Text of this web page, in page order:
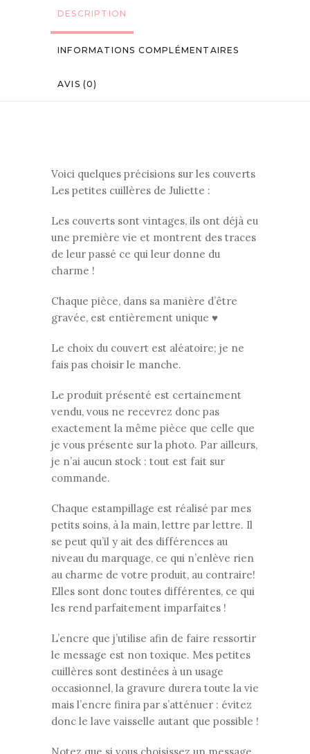
DESCRIPTION
INFORMATIONS COMPLÉMENTAIRES
AVIS (0)
Voici quelques précisions sur les couverts
Les petites cuillères de Juliette :
Les couverts sont vintages, ils ont déjà eu
une première vie et montrent des traces
de leur passé ce qui leur donne du
charme !
Chaque pièce, dans sa manière d’être
gravée, est entièrement unique ♥
Le choix du couvert est aléatoire; je ne
fais pas choisir le manche.
Le produit présenté est certainement
vendu, vous ne recevrez donc pas
exactement la même pièce que celle que
je vous présente sur la photo. Par ailleurs,
je n’ai aucun stock : tout est fait sur
commande.
Chaque estampillage est réalisé par mes
petits soins, à la main, lettre par lettre. Il
se peut qu’il y ait des différences au
niveau du marquage, ce qui n’enlève rien
au charme de votre produit, au contraire!
Elles sont donc toutes différentes, ce qui
les rend parfaitement imparfaites !
L’encre que j’utilise afin de faire ressortir
le message est non toxique. Mes petites
cuillères sont destinées à un usage
occasionnel, la gravure durera toute la vie
mais l’encre finira par s’atténuer : évitez
donc le lave vaisselle autant que possible !